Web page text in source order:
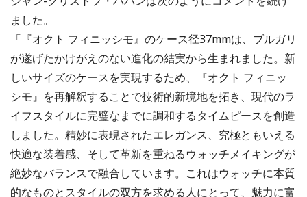
ました。
「『オクト フィニッシモ』のケース径37mmは、ブルガリ
が遂げたかけがえのない進化の結実から生まれました。新
しいサイズのケースを実現するため、『オクト フィニッ
シモ』を再解釈することで技術的新境地を拓き、現代のラ
イフスタイルに完璧なまでに調和するタイムピースを創造
しました。精妙に表現されたエレガンス、究極ともいえる
快適な装着感、そして革新を重ねるウォッチメイキングが
絶妙なバランスで融合しています。これはウォッチに本質
的なものとスタイルの双方を求める人にとって、魅力に富